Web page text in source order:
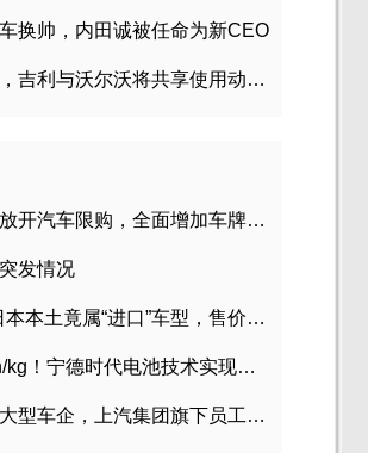
换帅，内田诚被任命为新CEO
合并发动机业务，吉利与沃尔沃将共享使用动力总成
重磅！发改委拟放开汽车限购，全面增加车牌指标
发情况
雷克萨斯LM在日本本土竟属“进口”车型，售价2580万日元
能量密度304Wh/kg！宁德时代电池技术实现突破
首个宣布降薪的大型车企，上汽集团旗下员工降薪文件曝光